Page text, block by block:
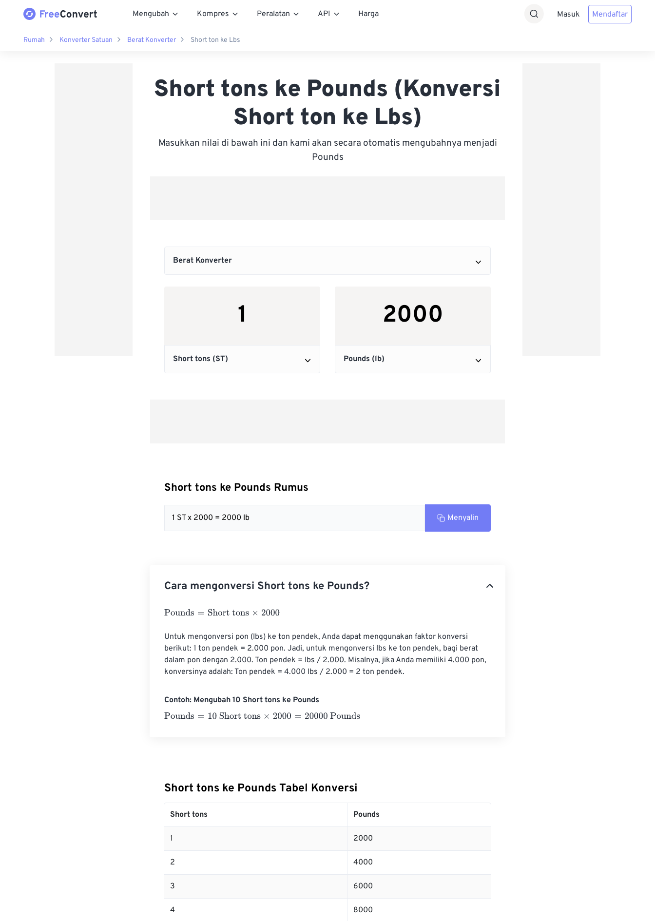
Mengubah Kompres Peralatan API Harga Masuk Mendaftar
Rumah Konverter Satuan Berat Konverter Short ton ke Lbs
Short tons ke Pounds (Konversi
Short ton ke Lbs)
Masukkan nilai di bawah ini dan kami akan secara otomatis mengubahnya menjadi
Pounds
Short tons ke Pounds Rumus
1 ST x 2000 = 2000 lb Menyalin
Cara mengonversi Short tons ke Pounds?
Pounds= Short tons×2000
Untuk mengonversi pon (lbs) ke ton pendek, Anda dapat menggunakan faktor konversi
berikut: 1 ton pendek = 2.000 pon. Jadi, untuk mengonversi lbs ke ton pendek, bagi berat
dalam pon dengan 2.000. Ton pendek = lbs / 2.000. Misalnya, jika Anda memiliki 4.000 pon,
konversinya adalah: Ton pendek = 4.000 lbs / 2.000 = 2 ton pendek.
Contoh: Mengubah 10 Short tons ke Pounds
Pounds= 10 Short tons ×2000= 20000 Pounds
Short tons ke Pounds Tabel Konversi
Short tons Pounds
1 2000
2 4000
3 6000
4 8000